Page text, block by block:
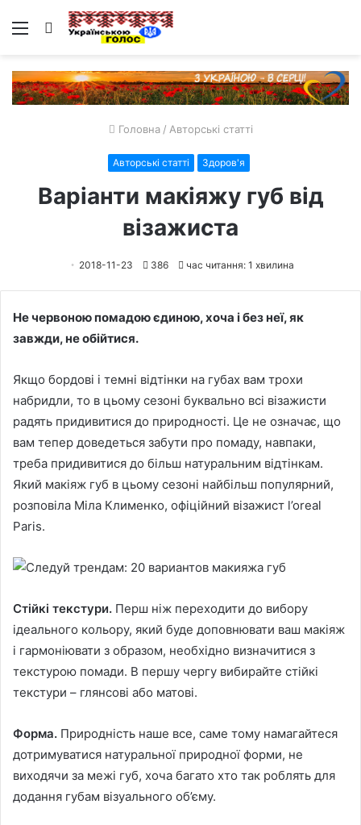
Меню Пошук
Головна / Авторські статті
Авторські статті Здоров'я
Варіанти макіяжу губ від
візажиста
2018-11-23 386 час читання: 1 хвилина
Не червоною помадою єдиною, хоча і без неї, як
завжди, не обійтися.
Якщо бордові і темні відтінки на губах вам трохи
набридли, то в цьому сезоні буквально всі візажисти
радять придивитися до природності. Це не означає, що
вам тепер доведеться забути про помаду, навпаки,
треба придивитися до більш натуральним відтінкам.
Який макіяж губ в цьому сезоні найбільш популярний,
розповіла Міла Клименко, офіційний візажист l’oreal
Paris.
Стійкі текстури. Перш ніж переходити до вибору
ідеального кольору, який буде доповнювати ваш макіяж
і гармоніювати з образом, необхідно визначитися з
текстурою помади. В першу чергу вибирайте стійкі
текстури – глянсові або матові.
Форма. Природність наше все, саме тому намагайтеся
дотримуватися натуральної природної форми, не
виходячи за межі губ, хоча багато хто так роблять для
додання губам візуального об’єму.